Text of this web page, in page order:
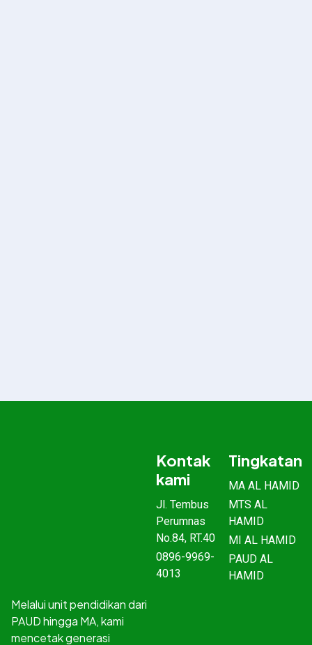
Melalui unit pendidikan dari
PAUD hingga MA, kami
mencetak generasi
Kontak
kami
Jl. Tembus
Perumnas
No.84, RT.40
0896-9969-
4013
Tingkatan
MA AL HAMID
MTS AL
HAMID
MI AL HAMID
PAUD AL
HAMID